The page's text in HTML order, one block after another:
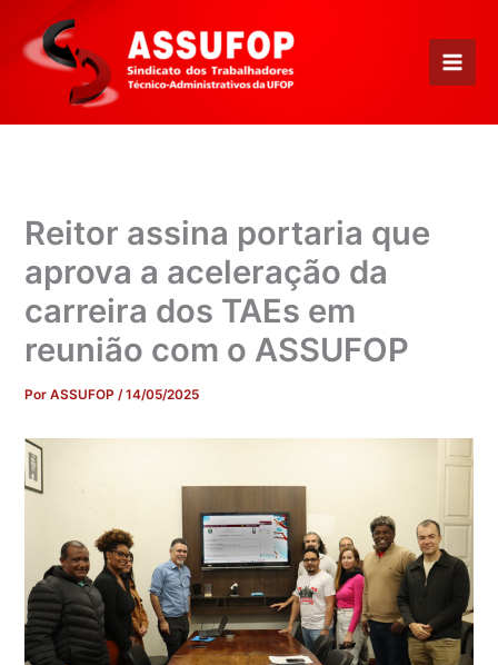
para
conteúdo
Reitor assina portaria que
aprova a aceleração da
carreira dos TAEs em
reunião com o ASSUFOP
PorASSUFOP/14/05/2025